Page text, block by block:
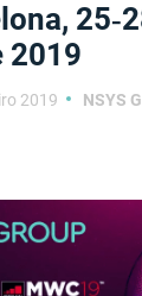
2019
2019
NSYS